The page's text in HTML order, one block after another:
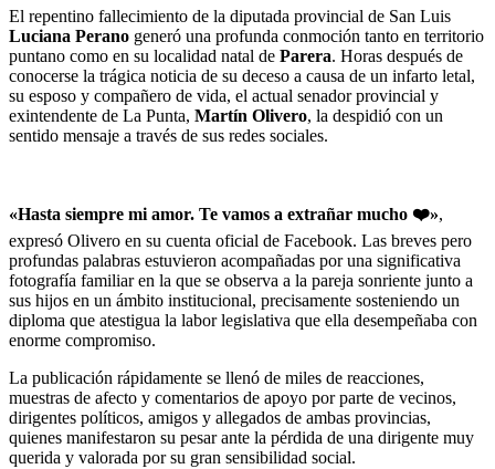
El repentino fallecimiento de la diputada provincial de San Luis
Luciana Perano generó una profunda conmoción tanto en territorio
puntano como en su localidad natal de Parera. Horas después de
conocerse la trágica noticia de su deceso a causa de un infarto letal,
su esposo y compañero de vida, el actual senador provincial y
exintendente de La Punta, Martín Olivero, la despidió con un
sentido mensaje a través de sus redes sociales.
«Hasta siempre mi amor. Te vamos a extrañar mucho ❤️»,
expresó Olivero en su cuenta oficial de Facebook. Las breves pero
profundas palabras estuvieron acompañadas por una significativa
fotografía familiar en la que se observa a la pareja sonriente junto a
sus hijos en un ámbito institucional, precisamente sosteniendo un
diploma que atestigua la labor legislativa que ella desempeñaba con
enorme compromiso.
La publicación rápidamente se llenó de miles de reacciones,
muestras de afecto y comentarios de apoyo por parte de vecinos,
dirigentes políticos, amigos y allegados de ambas provincias,
quienes manifestaron su pesar ante la pérdida de una dirigente muy
querida y valorada por su gran sensibilidad social.